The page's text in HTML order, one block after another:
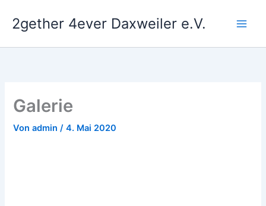
Inhalt
springen
2gether 4ever Daxweiler e.V.
Galerie
Vonadmin/4. Mai 2020